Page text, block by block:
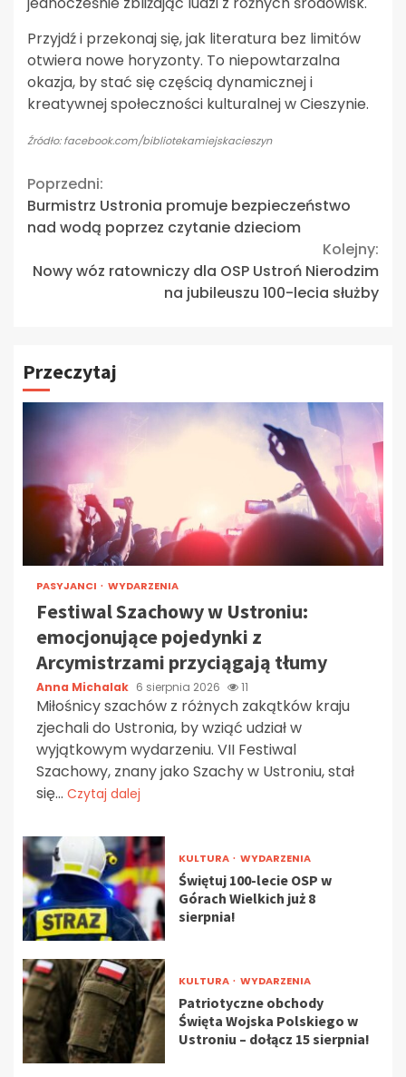
Przyjdź i przekonaj się, jak literatura bez limitów
otwiera nowe horyzonty. To niepowtarzalna
okazja, by stać się częścią dynamicznej i
kreatywnej społeczności kulturalnej w Cieszynie.
Źródło: facebook.com/bibliotekamiejskacieszyn
Continue
Reading
Poprzedni:
Burmistrz Ustronia promuje bezpieczeństwo
nad wodą poprzez czytanie dzieciom
Kolejny:
Nowy wóz ratowniczy dla OSP Ustroń Nierodzim
na jubileuszu 100-lecia służby
Przeczytaj
PASYJANCI WYDARZENIA
Festiwal Szachowy w Ustroniu:
emocjonujące pojedynki z
Arcymistrzami przyciągają tłumy
Anna Michalak 6 sierpnia 2026 11
Miłośnicy szachów z różnych zakątków kraju
zjechali do Ustronia, by wziąć udział w
wyjątkowym wydarzeniu. VII Festiwal
Szachowy, znany jako Szachy w Ustroniu, stał
się... Czytaj dalej
KULTURA WYDARZENIA
Świętuj 100-lecie OSP w
Górach Wielkich już 8
sierpnia!
KULTURA WYDARZENIA
Patriotyczne obchody
Święta Wojska Polskiego w
Ustroniu – dołącz 15 sierpnia!